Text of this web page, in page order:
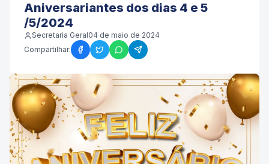
Aniversariantes dos dias 4 e 5
/5/2024
Secretaria Geral04 de maio de 2024
Compartilhar: